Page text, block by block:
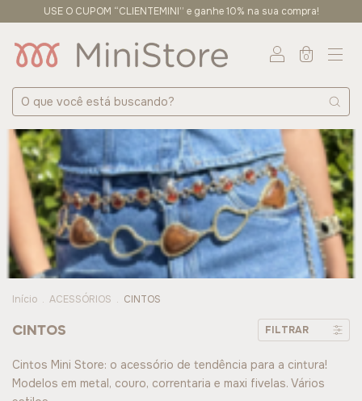
USE O CUPOM “CLIENTEMINI” e ganhe 10% na sua compra!
0
Início . ACESSÓRIOS . CINTOS
CINTOS FILTRAR
Cintos Mini Store: o acessório de tendência para a cintura!
Modelos em metal, couro, correntaria e maxi fivelas. Vários